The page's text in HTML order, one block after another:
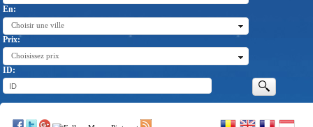
En:
Choisir une ville
Prix:
Choisissez prix
ID: